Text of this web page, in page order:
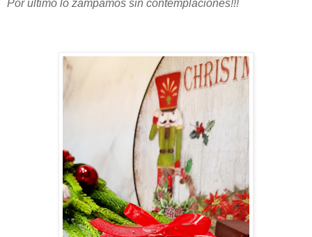
Por último lo zampamos sin contemplaciones!!!